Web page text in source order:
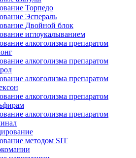
Торпедо
Эспераль
Двойной блок
иглоукалыванием
алкоголизма препаратом
алкоголизма препаратом
алкоголизма препаратом
алкоголизма препаратом
алкоголизма препаратом
методом SIT